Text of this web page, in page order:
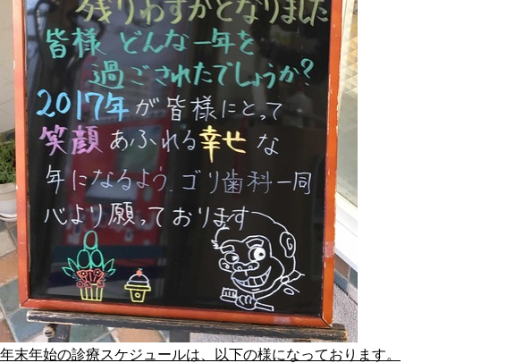
年末年始の診療スケジュールは、以下の様になっております。